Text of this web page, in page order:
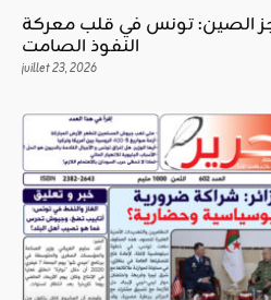
الصين: تونس في قلب معركة
النفوذ الصامت
juillet 23, 2026